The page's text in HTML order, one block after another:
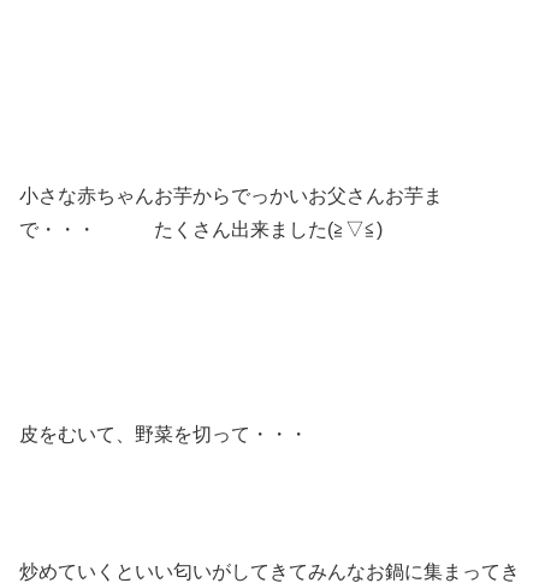
小さな赤ちゃんお芋からでっかいお父さんお芋ま
で・・・ たくさん出来ました(≧▽≦)
皮をむいて、野菜を切って・・・
炒めていくといい匂いがしてきてみんなお鍋に集まってき